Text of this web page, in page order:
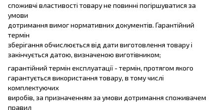
споживчі властивості товару не повинні погіршуватися за
умови
дотримання вимог нормативних документів. Гарантійний
термін
зберігання обчислюється від дати виготовлення товару і
закінчується датою, визначеною виготівником;
гарантійний термін експлуатації - термін, протягом якого
гарантується використання товару, в тому числі
комплектуючих
виробів, за призначенням за умови дотримання споживачем
правил